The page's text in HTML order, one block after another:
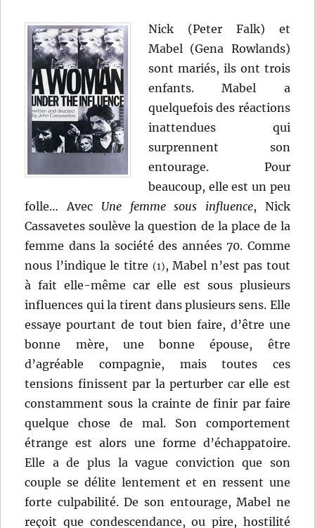
Nick (Peter Falk) et
Mabel (Gena Rowlands)
sont mariés, ils ont trois
enfants. Mabel a
quelquefois des réactions
inattendues qui
surprennent son
entourage. Pour
beaucoup, elle est un peu
folle… Avec Une femme sous influence, Nick
Cassavetes soulève la question de la place de la
femme dans la société des années 70. Comme
nous l’indique le titre (1), Mabel n’est pas tout
à fait elle-même car elle est sous plusieurs
influences qui la tirent dans plusieurs sens. Elle
essaye pourtant de tout bien faire, d’être une
bonne mère, une bonne épouse, être
d’agréable compagnie, mais toutes ces
tensions finissent par la perturber car elle est
constamment sous la crainte de finir par faire
quelque chose de mal. Son comportement
étrange est alors une forme d’échappatoire.
Elle a de plus la vague conviction que son
couple se délite lentement et en ressent une
forte culpabilité. De son entourage, Mabel ne
reçoit que condescendance, ou pire, hostilité